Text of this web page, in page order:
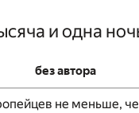
и одна
без автора
не меньше,